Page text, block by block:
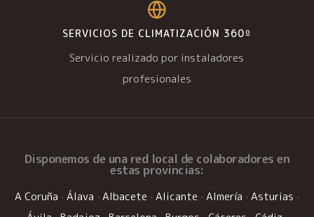
SERVICIOS DE CLIMATIZACIÓN 360º
Servicio realizado por instaladores
profesionales
Disponemos de una red local de colaboradores en
estas provincias:
A Coruña · Álava · Albacete · Alicante · Almería · Asturias ·